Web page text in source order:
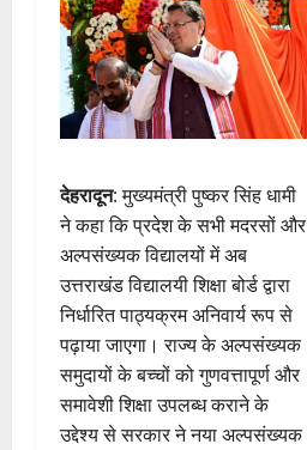
देहरादून: मुख्यमंत्री पुष्कर सिंह धामी
ने कहा कि प्रदेश के सभी मदरसों और
अल्पसंख्यक विद्यालयों में अब
उत्तराखंड विद्यालयी शिक्षा बोर्ड द्वारा
निर्धारित पाठ्यक्रम अनिवार्य रूप से
पढ़ाया जाएगा। राज्य के अल्पसंख्यक
समुदायों के बच्चों को गुणवत्तापूर्ण और
समावेशी शिक्षा उपलब्ध कराने के
उद्देश्य से सरकार ने नया अल्पसंख्यक